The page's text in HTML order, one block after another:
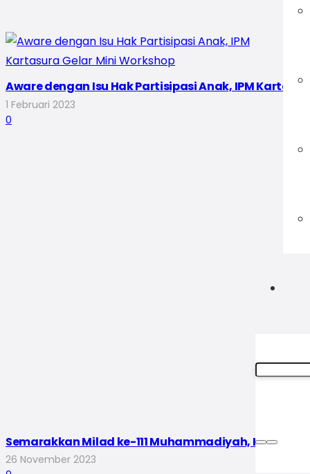
Aware dengan Isu Hak Partisipasi Anak, IPM
1 Februari 2023
0
Semarakkan Milad ke-111 Muhammadiyah, IPM
26 November 2023